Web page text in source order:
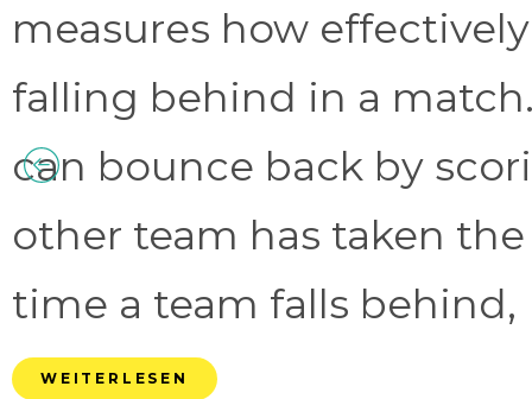
measures how
falling behind in a
can bounce back by
other team has taken
time a team falls behind,
WEITERLESEN